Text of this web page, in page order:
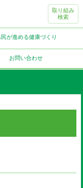
取り組み
検索
民が進める健康づくり
お問い合わせ